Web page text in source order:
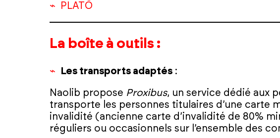
PLATŌ
La boîte à outils :
Les transports adaptés :
Naolib propose Proxibus, un service dédié aux
transporte les personnes titulaires d’une
invalidité (ancienne carte d’invalidité de 80%
réguliers ou occasionnels sur l’ensemble des